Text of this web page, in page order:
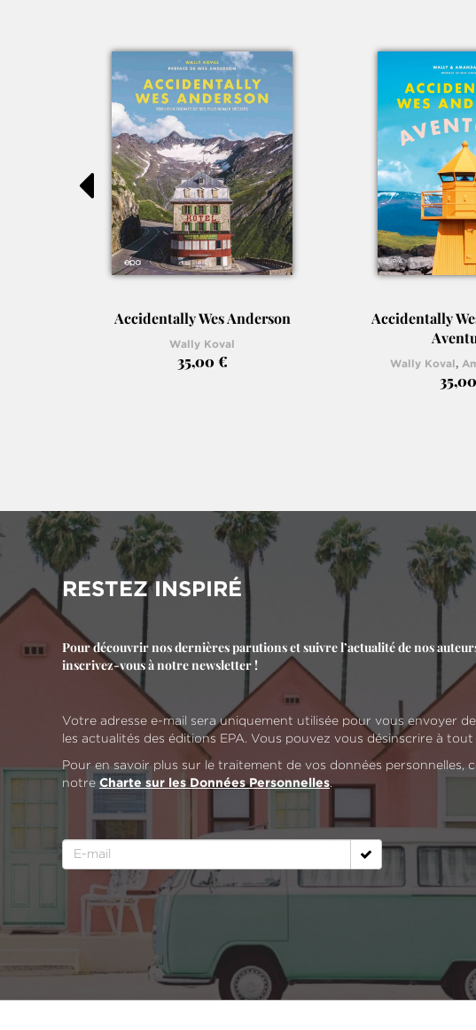
Accidentally Wes Anderson
Wally Koval
35,00 €
Accidentally
Wally Koval,
RESTEZ INSPIRÉ
Pour découvrir nos dernières parutions et suivre l’actualité de nos
inscrivez-vous à notre newsletter !
Votre adresse e-mail sera uniquement utilisée pour vous envoyer
les actualités des éditions EPA. Vous pouvez vous désinscrire à
Pour en savoir plus sur le traitement de vos données personnelles,
notre Charte sur les Données Personnelles.